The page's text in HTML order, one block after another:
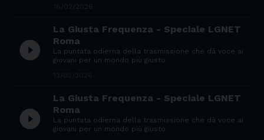
play_circle_filled
La Giusta Frequenza - Speciale LGNET
Roma
La puntata odierna della trasmissione che dà voce ai
giovani per un mondo più giusto
play_circle_filled
La Giusta Frequenza - Speciale LGNET
Roma
La puntata odierna della trasmissione che dà voce ai
giovani per un mondo più giusto